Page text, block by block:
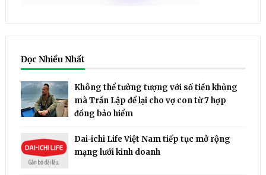
Đọc Nhiều Nhất
Không thể tưởng tượng với số tiền khủng
mà Trần Lập để lại cho vợ con từ 7 hợp
đồng bảo hiểm
Dai-ichi Life Việt Nam tiếp tục mở rộng
mạng lưới kinh doanh